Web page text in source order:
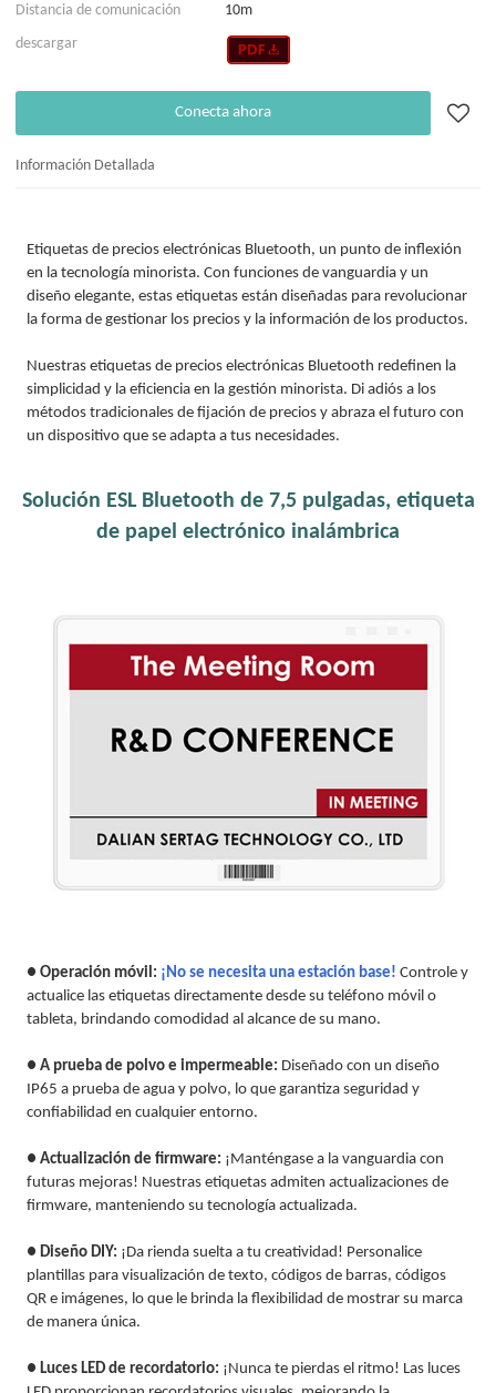
Distancia de comunicación
10m
descargar
Conecta ahora
Información Detallada
Etiquetas de precios electrónicas Bluetooth, un punto de inflexión
en la tecnología minorista. Con funciones de vanguardia y un
diseño elegante, estas etiquetas están diseñadas para revolucionar
la forma de gestionar los precios y la información de los productos.
Nuestras etiquetas de precios electrónicas Bluetooth redefinen la
simplicidad y la eficiencia en la gestión minorista. Di adiós a los
métodos tradicionales de fijación de precios y abraza el futuro con
un dispositivo que se adapta a tus necesidades.
Solución ESL Bluetooth de 7,5 pulgadas, etiqueta
de papel electrónico inalámbrica
● Operación móvil: ¡No se necesita una estación base! Controle y
actualice las etiquetas directamente desde su teléfono móvil o
tableta, brindando comodidad al alcance de su mano.
● A prueba de polvo e impermeable: Diseñado con un diseño
IP65 a prueba de agua y polvo, lo que garantiza seguridad y
confiabilidad en cualquier entorno.
● Actualización de firmware: ¡Manténgase a la vanguardia con
futuras mejoras! Nuestras etiquetas admiten actualizaciones de
firmware, manteniendo su tecnología actualizada.
● Diseño DIY: ¡Da rienda suelta a tu creatividad! Personalice
plantillas para visualización de texto, códigos de barras, códigos
QR e imágenes, lo que le brinda la flexibilidad de mostrar su marca
de manera única.
● Luces LED de recordatorio: ¡Nunca te pierdas el ritmo! Las luces